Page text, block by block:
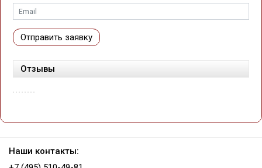
Отправить заявку
Отзывы
Наши контакты: